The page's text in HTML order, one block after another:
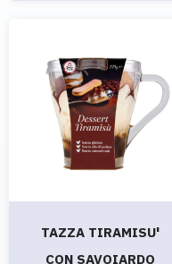
TAZZA TIRAMISU'
CON SAVOIARDO